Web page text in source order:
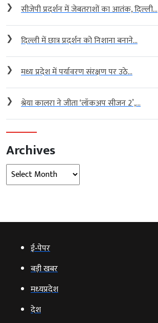
❯ सीजेपी प्रदर्शन में जेबतराशों का आतंक, दिल्ली...
❯ दिल्ली में छात्र प्रदर्शन को निशाना बनाने...
❯ मध्य प्रदेश में पर्यावरण संरक्षण पर उठे...
❯ श्रेया कालरा ने जीता ‘लॉकअप सीजन 2’,...
Archives
Archives
ई‑पेपर
बड़ी खबर
मध्‍यप्रदेश
देश